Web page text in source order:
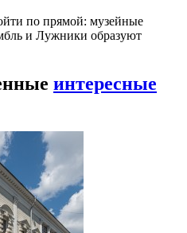
по прямой: музейные
и Лужники образуют
интересные